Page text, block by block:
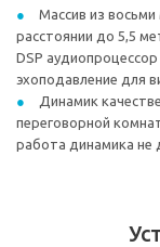
Массив из
расстоянии до 5,5
DSP
эхоподавление для
Динамик
переговорной
работа динамика не